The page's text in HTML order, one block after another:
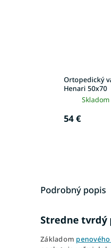
Ortopedický
Henari 50x70
54 €
Podrobný popis
Stredne tvrdý
Základom